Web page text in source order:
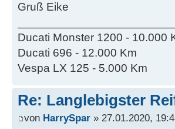
Gruß Eike
Ducati Monster 1200 - 10.000
Ducati 696 - 12.000 Km
Vespa LX 125 - 5.000 Km
Re: Langlebigster
von HarrySpar » 27.01.2020,